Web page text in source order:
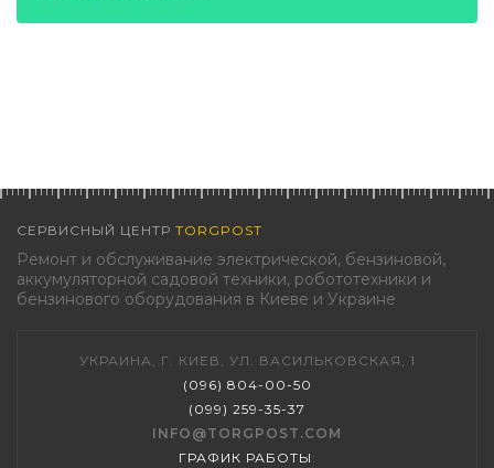
СЕРВИСНЫЙ ЦЕНТР TORGPOST
Ремонт и обслуживание электрической, бензиновой,
аккумуляторной садовой техники, робототехники и
бензинового оборудования в Киеве и Украине
УКРАИНА, Г. КИЕВ, УЛ. ВАСИЛЬКОВСКАЯ, 1
(096) 804-00-50
(099) 259-35-37
INFO@TORGPOST.COM
ГРАФИК РАБОТЫ :